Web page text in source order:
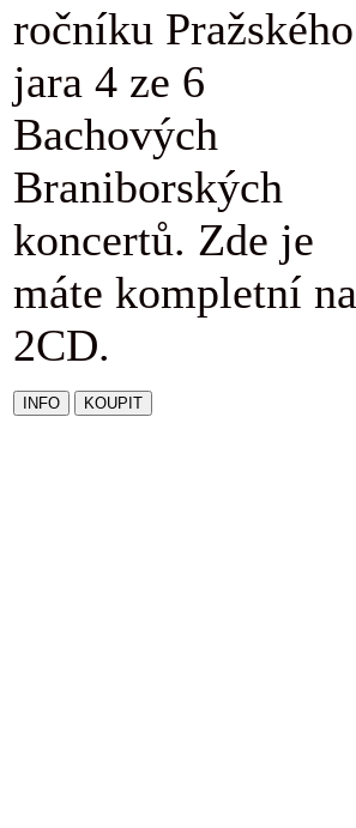
ročníku Pražského
jara 4 ze 6
Bachových
Braniborských
koncertů. Zde je
máte kompletní na
2CD.